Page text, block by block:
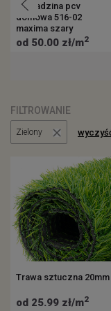
Wykładzina pcv
domowa 516-02
maxima szary
od 50.00 zł/m2
FILTROWANIE
Zielony
Trawa sztuczna
od 25.99 zł/m2